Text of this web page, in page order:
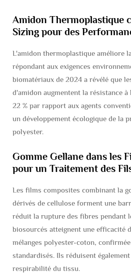
Amidon Thermoplastique
Sizing pour des
L'amidon thermoplastique améliore
répondant aux exigences
biomatériaux de 2024 a révélé que
d'amidon augmentent la résistance
22 % par rapport aux agents
un développement écologique de la
polyester.
Gomme Gellane dans les
pour un Traitement des
Les films composites combinant la
dérivés de cellulose forment une
réduit la rupture des fibres pendant
biosourcés atteignent une efficacité
mélanges polyester-coton,
standardisés. Ils réduisent
respirabilité du tissu.